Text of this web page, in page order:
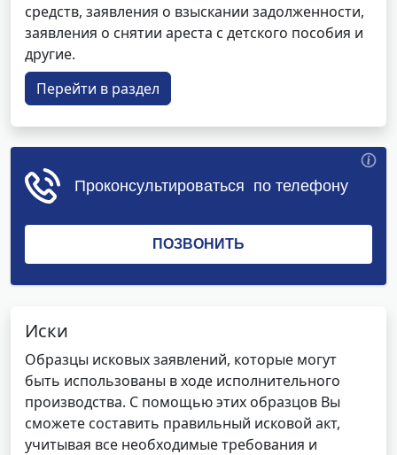
средств, заявления о взыскании задолженности,
заявления о снятии ареста с детского пособия и
другие.
Перейти в раздел
Иски
Образцы исковых заявлений, которые могут
быть использованы в ходе исполнительного
производства. С помощью этих образцов Вы
сможете составить правильный исковой акт,
учитывая все необходимые требования и